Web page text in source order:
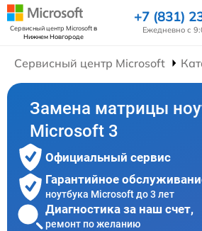
Сервисный центр Microsoftв
Нижнем Новгороде
+7 (831)
Ежедневно с
Сервисный центр Microsoft
Замена матрицы
Microsoft 3
Официальный сервис
Гарантийное
ноутбука Microsoft до 3 лет
Диагностика за наш счет,
ремонт по желанию